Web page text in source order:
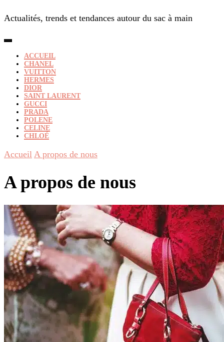
Actualités, trends et tendances autour du sac à main
ACCUEIL
CHANEL
VUITTON
HERMES
DIOR
SAINT LAURENT
GUCCI
PRADA
POLENE
CELINE
CHLOÉ
Accueil A propos de nous
A propos de nous